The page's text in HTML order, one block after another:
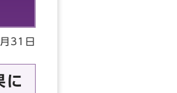
31日
に